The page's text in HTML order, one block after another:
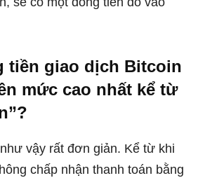
tiền giao dịch Bitcoin
mức cao nhất kể từ
vậy rất đơn giản. Kể từ khi
chấp nhận thanh toán bằng